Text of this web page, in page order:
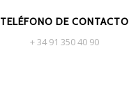
TELÉFONO DE CONTACTO
+ 34 91 350 40 90